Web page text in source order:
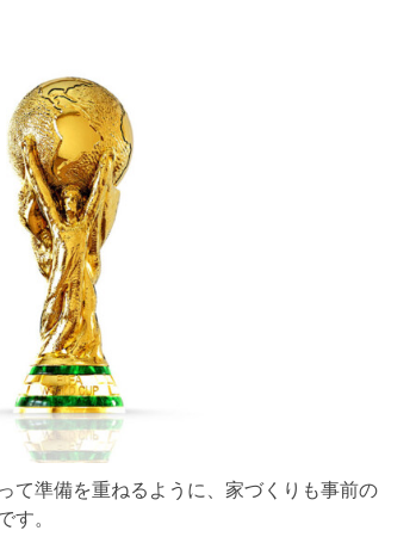
て準備を重ねるように、家づくりも事前の
。